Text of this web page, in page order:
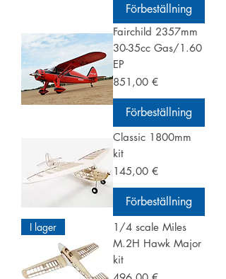
Förbeställning
Fairchild 2357mm
30-35cc Gas/1.60
EP
Pris
851,00 €
Förbeställning
Classic 1800mm
kit
Pris
145,00 €
Förbeställning
I lager
1/4 scale Miles
M.2H Hawk Major
kit